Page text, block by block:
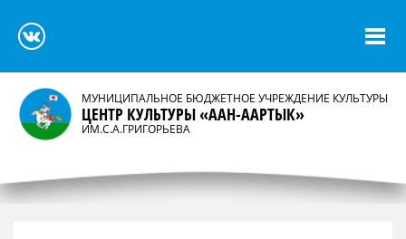
МУНИЦИПАЛЬНОЕ БЮДЖЕТНОЕ УЧРЕЖДЕНИЕ КУЛЬТУРЫ
ЦЕНТР КУЛЬТУРЫ «ААН-ААРТЫК»
ИМ.С.А.ГРИГОРЬЕВА